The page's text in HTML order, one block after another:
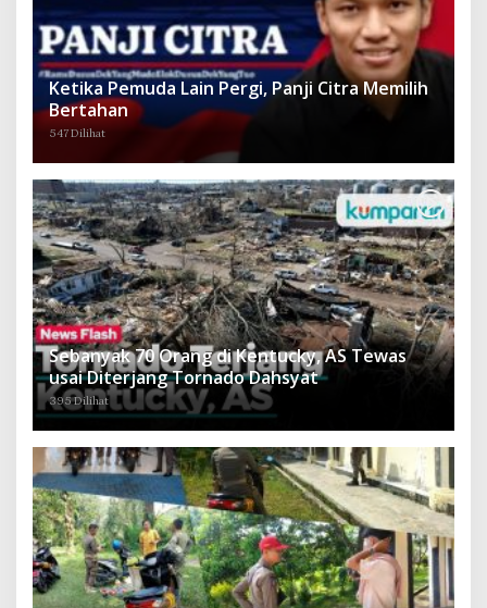
Ketika Pemuda Lain Pergi, Panji Citra Memilih
Bertahan
547 Dilihat
Sebanyak 70 Orang di Kentucky, AS Tewas
usai Diterjang Tornado Dahsyat
395 Dilihat